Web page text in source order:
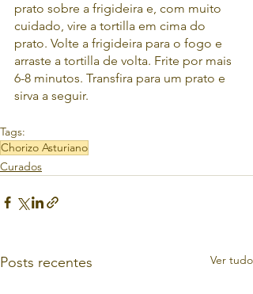
prato sobre a frigideira e, com muito
cuidado, vire a tortilla em cima do
prato. Volte a frigideira para o fogo e
arraste a tortilla de volta. Frite por mais
6-8 minutos. Transfira para um prato e
sirva a seguir.
Tags:
Chorizo Asturiano
Curados
Posts recentes Ver tudo